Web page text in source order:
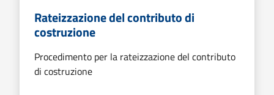
Rateizzazione del contributo di
costruzione
Procedimento per la rateizzazione del contributo
di costruzione